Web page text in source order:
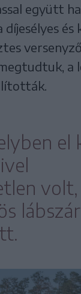
együtt
díjesélyes és
a
el
volt,